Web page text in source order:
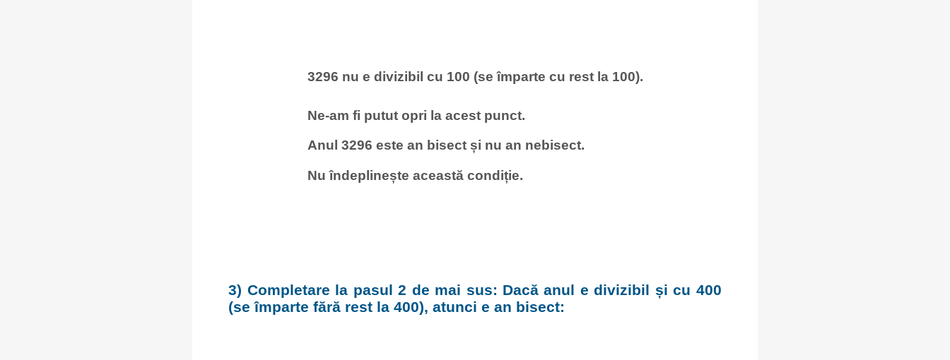
3296 nu e divizibil cu 100 (se împarte cu rest la 100).
Ne-am fi putut opri la acest punct.
Anul 3296 este an bisect și nu an nebisect.
Nu îndeplinește această condiție.
3) Completare la pasul 2 de mai sus: Dacă anul e divizibil și cu 400
(se împarte fără rest la 400), atunci e an bisect: